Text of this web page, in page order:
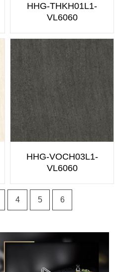
HHG-THKH01L1-
VL6060
HHG-VOCH03L1-
VL6060
4 5 6